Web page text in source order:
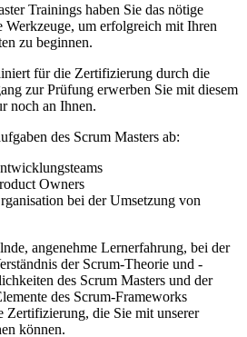
Trainings haben Sie das nötige
um erfolgreich mit Ihren
zu beginnen.
für die Zertifizierung durch die
zur Prüfung erwerben Sie mit diesem
noch an Ihnen.
des Scrum Masters ab:
Owners
bei der Umsetzung von
angenehme Lernerfahrung, bei der
der Scrum-Theorie und -
des Scrum Masters und der
des Scrum-Frameworks
Zertifizierung, die Sie mit unserer
können.